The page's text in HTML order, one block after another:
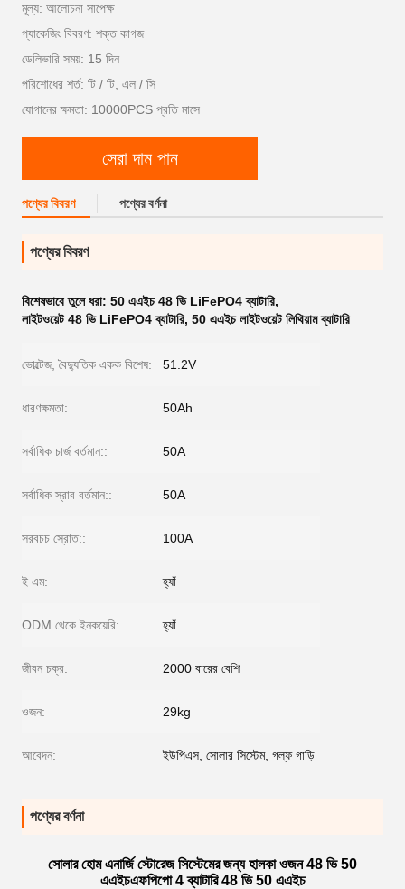
মূল্য: আলোচনা সাপেক্ষ
প্যাকেজিং বিবরণ: শক্ত কাগজ
ডেলিভারি সময়: 15 দিন
পরিশোধের শর্ত: টি / টি, এল / সি
যোগানের ক্ষমতা: 10000PCS প্রতি মাসে
সেরা দাম পান
পণ্যের বিবরণ পণ্যের বর্ণনা
পণ্যের বিবরণ
বিশেষভাবে তুলে ধরা: 50 এএইচ 48 ভি LiFePO4 ব্যাটারি,
লাইটওয়েট 48 ভি LiFePO4 ব্যাটারি, 50 এএইচ লাইটওয়েট লিথিয়াম ব্যাটারি
ভোল্টেজ, বৈদ্যুতিক একক বিশেষ: 51.2V
ধারণক্ষমতা: 50Ah
সর্বাধিক চার্জ বর্তমান:: 50A
সর্বাধিক স্রাব বর্তমান:: 50A
সরবচচ স্রোত:: 100A
ই এম: হ্যাঁ
ODM থেকে ইনকয়েরি: হ্যাঁ
জীবন চক্র: 2000 বারের বেশি
ওজন: 29kg
আবেদন: ইউপিএস, সোলার সিস্টেম, গল্ফ গাড়ি
পণ্যের বর্ণনা
সোলার হোম এনার্জি স্টোরেজ সিস্টেমের জন্য হালকা ওজন 48 ভি 50
এএইচএফপিপো 4 ব্যাটারি 48 ভি 50 এএইচ